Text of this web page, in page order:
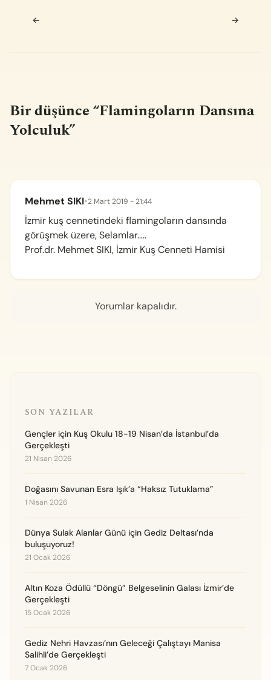
Navigasyon sonrası
← →
Bir düşünce “Flamingoların Dansına
Yolculuk”
Mehmet SIKI•2 Mart 2019 - 21:44
İzmir kuş cennetindeki flamingoların dansında
görüşmek üzere, Selamlar…..
Prof.dr. Mehmet SIKI, İzmir Kuş Cenneti Hamisi
Yorumlar kapalıdır.
SON YAZILAR
Gençler için Kuş Okulu 18-19 Nisan’da İstanbul’da
Gerçekleşti
21 Nisan 2026
Doğasını Savunan Esra Işık’a “Haksız Tutuklama”
1 Nisan 2026
Dünya Sulak Alanlar Günü için Gediz Deltası’nda
buluşuyoruz!
21 Ocak 2026
Altın Koza Ödüllü “Döngü” Belgeselinin Galası İzmir’de
Gerçekleşti
15 Ocak 2026
Gediz Nehri Havzası’nın Geleceği Çalıştayı Manisa
Salihli’de Gerçekleşti
7 Ocak 2026